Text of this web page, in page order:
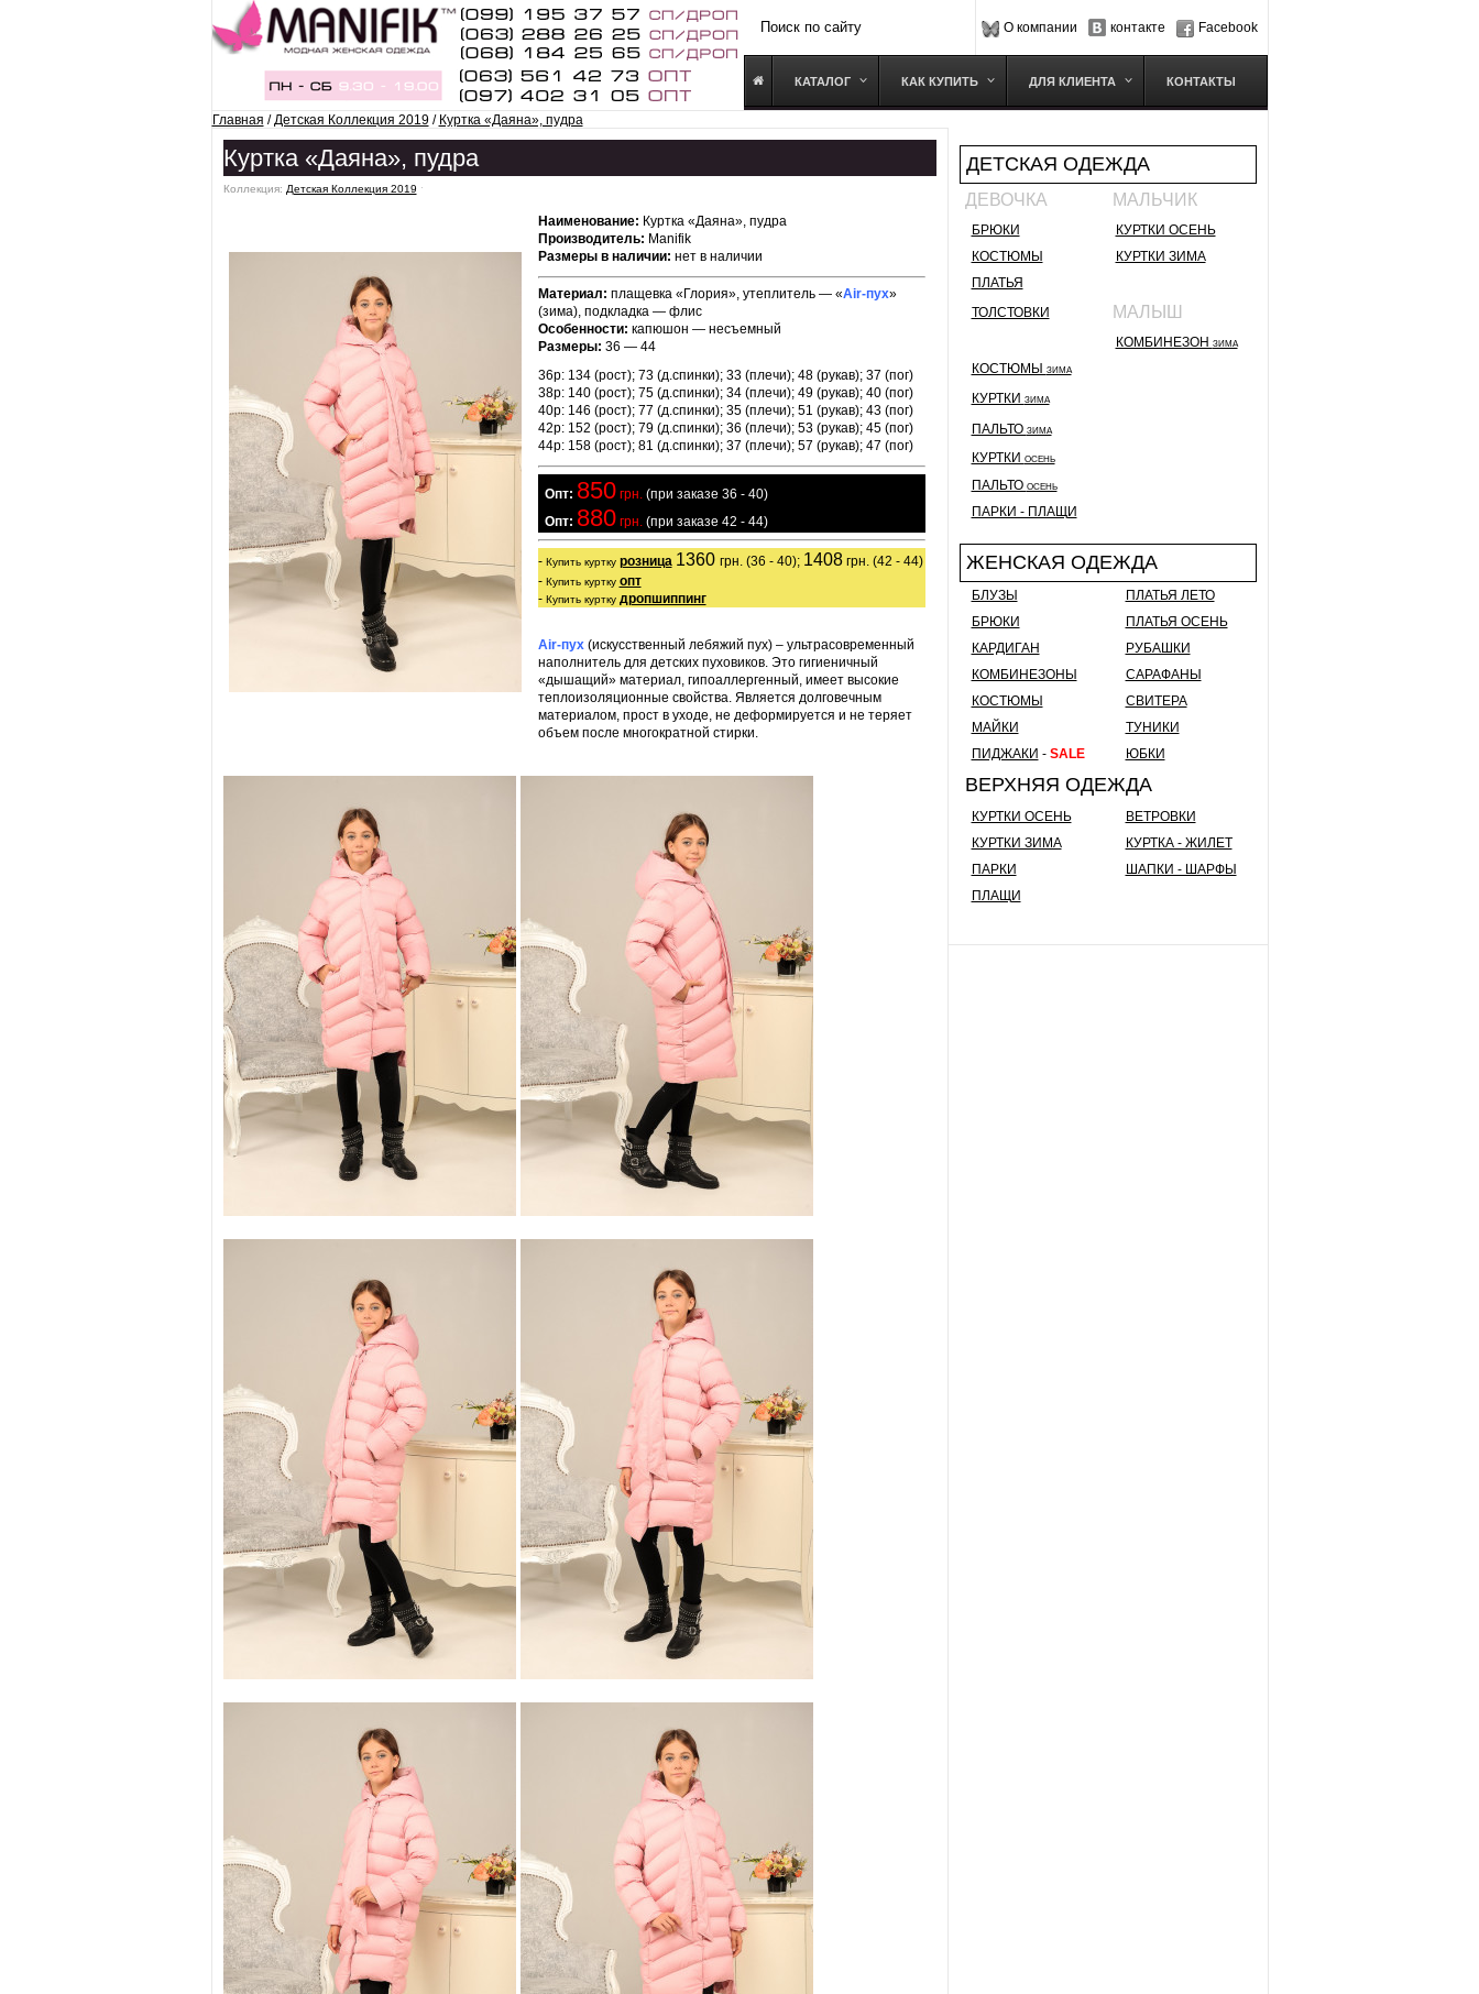
О компании контакте Facebook
КАТАЛОГ КАК КУПИТЬ ДЛЯ КЛИЕНТА КОНТАКТЫ
Главная /Детская Коллекция 2019/ Куртка «Даяна», пудра
ДЕТСКАЯ ОДЕЖДА
ДЕВОЧКА МАЛЬЧИК
БРЮКИ
КУРТКИ ОСЕНЬ
КОСТЮМЫ
КУРТКИ ЗИМА
ПЛАТЬЯ
ТОЛСТОВКИ
МАЛЫШ
КОМБИНЕЗОН ЗИМА
КОСТЮМЫ ЗИМА
КУРТКИ ЗИМА
ПАЛЬТО ЗИМА
КУРТКИ ОСЕНЬ
ПАЛЬТО ОСЕНЬ
ПАРКИ - ПЛАЩИ
ЖЕНСКАЯ ОДЕЖДА
БЛУЗЫ
ПЛАТЬЯ ЛЕТО
БРЮКИ
ПЛАТЬЯ ОСЕНЬ
КАРДИГАН
РУБАШКИ
КОМБИНЕЗОНЫ
САРАФАНЫ
КОСТЮМЫ
СВИТЕРА
МАЙКИ
ТУНИКИ
ПИДЖАКИ - SALE ЮБКИ
ВЕРХНЯЯ ОДЕЖДА
КУРТКИ ОСЕНЬ
ВЕТРОВКИ
КУРТКИ ЗИМА
КУРТКА - ЖИЛЕТ
ПАРКИ
ШАПКИ - ШАРФЫ
ПЛАЩИ
Куртка «Даяна», пудра
Коллекция: Детская Коллекция 2019 ˑ
Наименование: Куртка «Даяна», пудра
Производитель: Manifik
Размеры в наличии: нет в наличии
Материал: плащевка «Глория», утеплитель — «Air-пух»
(зима), подкладка — флис
Особенности: капюшон — несъемный
Размеры: 36 — 44
36р: 134 (рост); 73 (д.спинки); 33 (плечи); 48 (рукав); 37 (пог)
38р: 140 (рост); 75 (д.спинки); 34 (плечи); 49 (рукав); 40 (пог)
40р: 146 (рост); 77 (д.спинки); 35 (плечи); 51 (рукав); 43 (пог)
42р: 152 (рост); 79 (д.спинки); 36 (плечи); 53 (рукав); 45 (пог)
44р: 158 (рост); 81 (д.спинки); 37 (плечи); 57 (рукав); 47 (пог)
  Опт:
850 грн. (при заказе 36 - 40)
Опт: 880 грн. (при заказе 42 - 44)
- Купить куртку розница 1360 грн. (36 - 40); 1408 грн. (42 - 44)
- Купить куртку опт
- Купить куртку дропшиппинг
Air-пух(искусственный лебяжий пух) – ультрасовременный
наполнитель для детских пуховиков. Это гигиеничный
«дышащий» материал, гипоаллергенный, имеет высокие
теплоизоляционные свойства. Является долговечным
материалом, прост в уходе, не деформируется и не теряет
объем после многократной стирки.